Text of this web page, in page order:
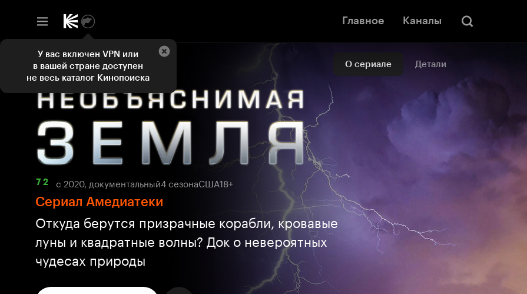
Главное Каналы
О сериале Детали
7 2 с 2020, документальный4 сезонаСША18+
Сериал Амедиатеки
Откуда берутся призрачные корабли, кровавые
луны и квадратные волны? Док о невероятных
чудесах природы
У вас включен VPN или
в вашей стране доступен
не весь каталог Кинопоиска